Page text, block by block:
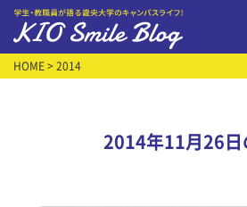
HOME > 2014
2014年11月26日